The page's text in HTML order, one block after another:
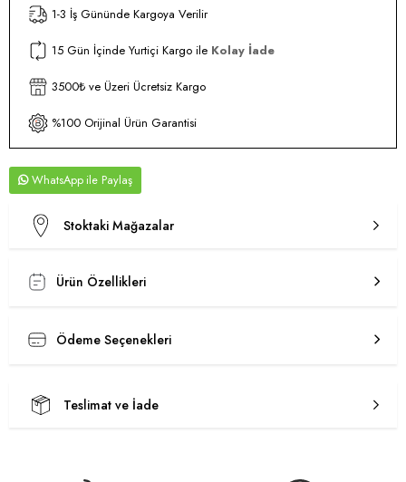
1-3 İş Gününde Kargoya Verilir
15 Gün İçinde Yurtiçi Kargo ile Kolay İade
3500₺ ve Üzeri Ücretsiz Kargo
%100 Orijinal Ürün Garantisi
WhatsApp
Stoktaki Mağazalar
Ürün Özellikleri
Ödeme Seçenekleri
Teslimat ve İade